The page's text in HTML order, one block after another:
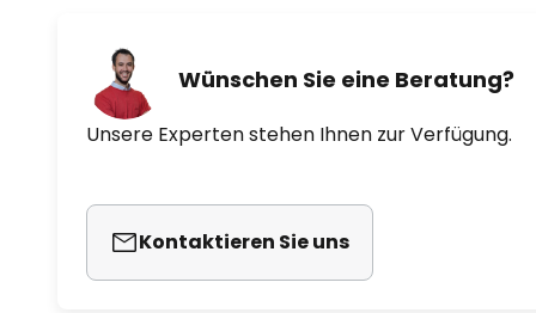
Wünschen Sie eine Beratung?
Unsere Experten stehen Ihnen zur Verfügung.
Kontaktieren Sie uns